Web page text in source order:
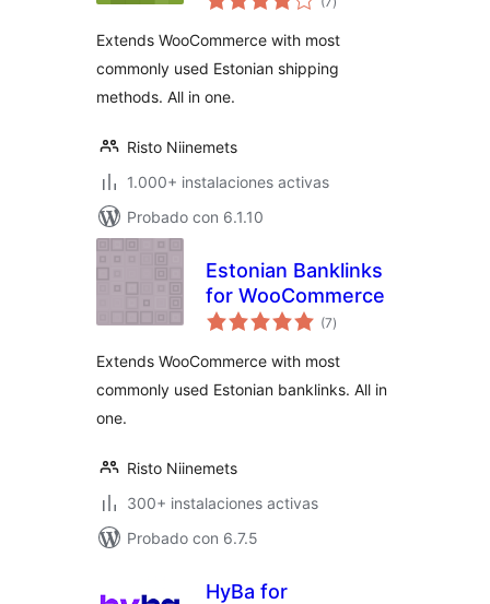
de
Extends WooCommerce with most
commonly used Estonian shipping
methods. All in one.
Risto Niinemets
1.000+ instalaciones activas
Probado con 6.1.10
Estonian Banklinks
for WooCommerce
(7total
de
)
Extends WooCommerce with most
commonly used Estonian banklinks. All in
one.
Risto Niinemets
300+ instalaciones activas
Probado con 6.7.5
HyBa for